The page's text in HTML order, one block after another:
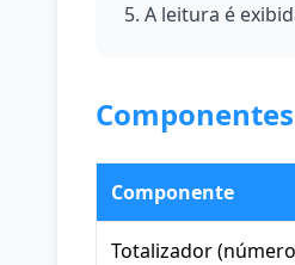
A leitura é
Componente
Totalizador